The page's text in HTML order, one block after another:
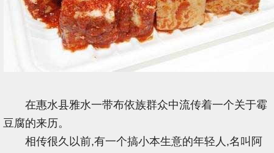
在惠水县雅水一带布依族群众中流传着一个关于霉
豆腐的来历。
相传很久以前,有一个搞小本生意的年轻人,名叫阿